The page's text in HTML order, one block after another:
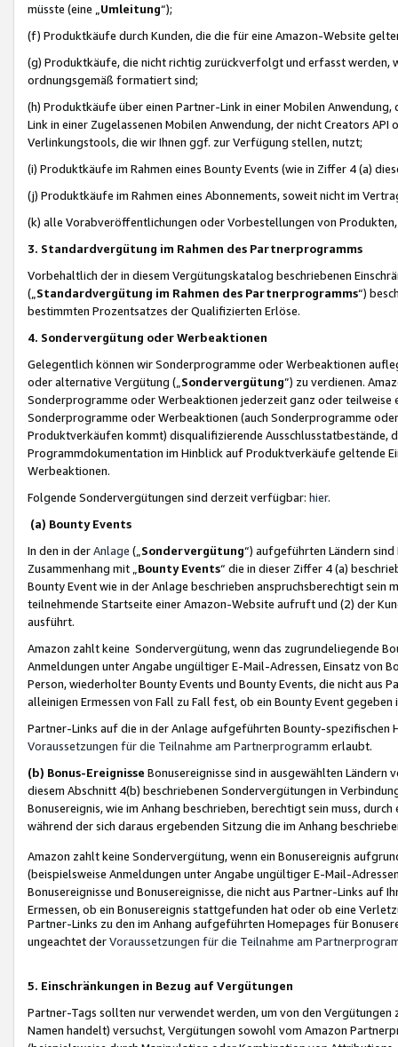
müsste (eine „ Umleitung“);
(f) Produktkäufe durch Kunden, die die für eine Amazon-Website
(g) Produktkäufe, die nicht richtig zurückverfolgt und erfasst werden,
ordnungsgemäß formatiert sind;
(h) Produktkäufe über einen Partner-Link in einer Mobilen
Link in einer Zugelassenen Mobilen Anwendung, der nicht Creators
Verlinkungstools, die wir Ihnen ggf. zur Verfügung stellen, nutzt;
(i) Produktkäufe im Rahmen eines Bounty Events (wie in Ziffer 4 (a)
(j) Produktkäufe im Rahmen eines Abonnements, soweit nicht im
(k) alle Vorabveröffentlichungen oder Vorbestellungen von
3. Standardvergütung im Rahmen des Partnerprogramms
Vorbehaltlich der in diesem Vergütungskatalog beschriebenen
(„ Standardvergütung im Rahmen des Partnerprogramms“)
bestimmten Prozentsatzes der Qualifizierten Erlöse.
4. Sondervergütung oder Werbeaktionen
Gelegentlich können wir Sonderprogramme oder Werbeaktionen
oder alternative Vergütung („ Sondervergütung”) zu verdienen.
Sonderprogramme oder Werbeaktionen jederzeit ganz oder
Sonderprogramme oder Werbeaktionen (auch Sonderprogramme
Produktverkäufen kommt) disqualifizierende Ausschlusstatbestände,
Programmdokumentation im Hinblick auf Produktverkäufe geltende
Werbeaktionen.
Folgende Sondervergütungen sind derzeit verfügbar: hier.
(a) Bounty Events
In den in derAnlage („ Sondervergütung“) aufgeführten Ländern
Zusammenhang mit „ Bounty Events“ die in dieser Ziffer 4 (a)
Bounty Event wie in der Anlage beschrieben anspruchsberechtigt sein
teilnehmende Startseite einer Amazon-Website aufruft und (2) der
ausführt.
Amazon zahlt keine Sondervergütung, wenn das zugrundeliegende
Anmeldungen unter Angabe ungültiger E-Mail-Adressen, Einsatz von
Person, wiederholter Bounty Events und Bounty Events, die nicht
alleinigen Ermessen von Fall zu Fall fest, ob ein Bounty Event
Partner-Links auf die in der Anlage aufgeführten Bounty-spezifischen
Voraussetzungen für die Teilnahme am Partnerprogramm erlaubt.
(b) Bonus-Ereignisse Bonusereignisse sind in ausgewählten Ländern
diesem Abschnitt 4(b) beschriebenen Sondervergütungen in
Bonusereignis, wie im Anhang beschrieben, berechtigt sein muss,
während der sich daraus ergebenden Sitzung die im Anhang
Amazon zahlt keine Sondervergütung, wenn ein Bonusereignis
(beispielsweise Anmeldungen unter Angabe ungültiger E-Mail-
Bonusereignisse und Bonusereignisse, die nicht aus Partner-Links auf
Ermessen, ob ein Bonusereignis stattgefunden hat oder ob eine
Partner-Links zu den im Anhang aufgeführten Homepages für
ungeachtet derVoraussetzungen für die Teilnahme am
5. Einschränkungen in Bezug auf Vergütungen
Partner-Tags sollten nur verwendet werden, um von den
Namen handelt) versuchst, Vergütungen sowohl vom Amazon